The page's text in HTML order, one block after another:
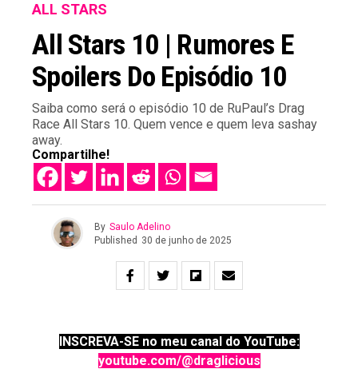
ALL STARS
All Stars 10 | Rumores E
Spoilers Do Episódio 10
Saiba como será o episódio 10 de RuPaul’s Drag
Race All Stars 10. Quem vence e quem leva sashay
away.
Compartilhe!
By Saulo Adelino
Published 30 de junho de 2025
INSCREVA-SE no meu canal do YouTube:
youtube.com/@draglicious